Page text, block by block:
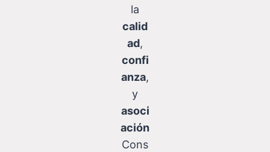
la
calid
ad,
confi
anza,
y
asoci
ación
Cons